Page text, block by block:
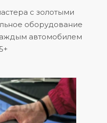
с золотыми
оборудование
автомобилем